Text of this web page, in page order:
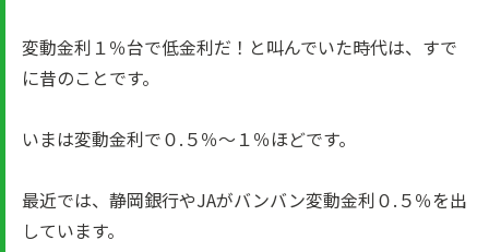
変動金利１％台で低金利だ！と叫んでいた時代は、すで
に昔のことです。
いまは変動金利で０.５％～１％ほどです。
最近では、静岡銀行やJAがバンバン変動金利０.５％を出
しています。